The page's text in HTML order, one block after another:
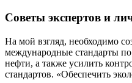
Советы экспертов и
На мой взгляд, необходимо
международные стандарты
нефти, а также усилить
стандартов. «Обеспечить